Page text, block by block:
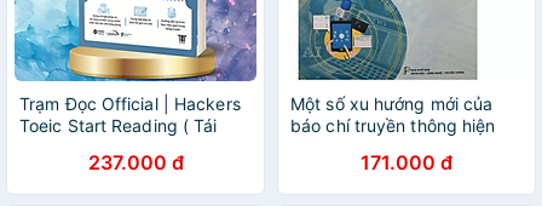
Trạm Đọc Official | Hackers
Toeic Start Reading ( Tái
237.000 đ
Một số xu hướng mới của
báo chí truyền thông hiện
171.000 đ